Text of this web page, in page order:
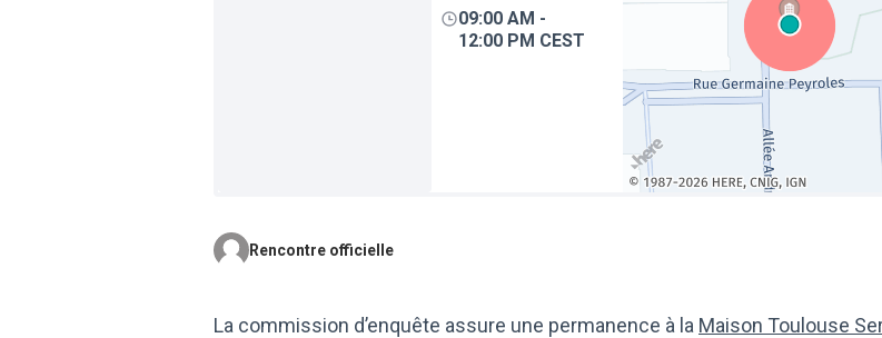
09:00 AM -
12:00 PM CEST
Rencontre officielle
La commission d’enquête assure une permanence à la Maison Toulouse